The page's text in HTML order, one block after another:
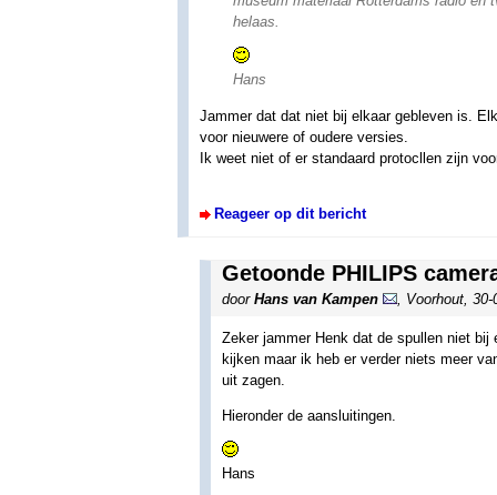
helaas.
Hans
Jammer dat dat niet bij elkaar gebleven is.
voor nieuwere of oudere versies.
Ik weet niet of er standaard protocllen zijn
Reageer op dit bericht
Getoonde PHILIPS
door Hans van Kampen Voorhout 30-
Zeker jammer Henk dat de spullen niet
kijken maar ik heb er verder niets meer
uit zagen.
Hieronder de aansluitingen.
Hans